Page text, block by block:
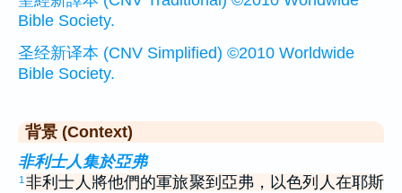
Bible Society.
圣经新译本 (CNV Simplified) ©2010 Worldwide
Bible Society.
背景 (Context)
非利士人集於亞弗
1 非利士人將他們的軍旅聚到亞弗，以色列人在耶斯